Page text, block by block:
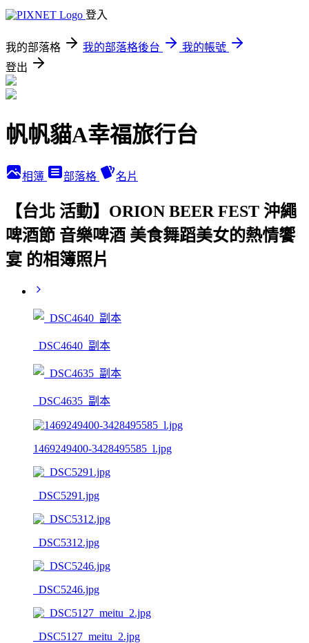
登入
我的部落格 我的部落格後台
我的帳號
登出
帆帆貓A幸福旅行台
相簿 部落格 名片
【台北 活動】ORION BEER FEST 沖繩
啤酒節 音樂啤酒 美食舞蹈美女的熱情饗
宴 的相簿照片
_DSC4640_副本
_DSC4635_副本
1469249400-3428495585_l.jpg
_DSC5291.jpg
_DSC5312.jpg
_DSC5246.jpg
_DSC5127_meitu_2.jpg